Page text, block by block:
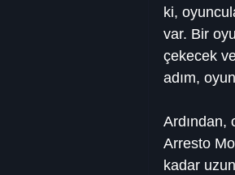
ki,
var. Bir
çekecek
adım,
Ardından,
Arresto
kadar